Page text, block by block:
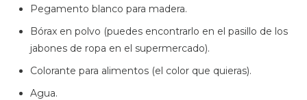
Pegamento blanco para madera.
Bórax en polvo (puedes encontrarlo en el pasillo de los
jabones de ropa en el supermercado).
Colorante para alimentos (el color que quieras).
Agua.